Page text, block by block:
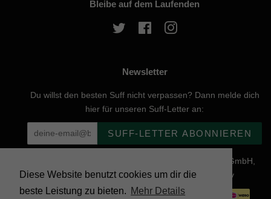
Diese Website benutzt cookies um dir die
beste Leistung zu bieten. Mehr Details
Bleibe auf dem Laufenden
Twitter Facebook
Newsletter
Du willst den besten Suff nicht verpassen? Dann melde dich
hier für unseren Suff-Letter an:
SUFF-LETTER ABONNIEREN
Urheberrecht © 2026, website created by Naturgenuss GmbH,
Nobelstraße 20, 12057 Berlin - Powered by Shopify
Zahlungsarten